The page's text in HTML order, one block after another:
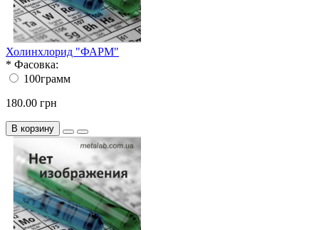
Холинхлорид "ФАРМ"
* Фасовка:
100грамм
180.00 грн
В корзину